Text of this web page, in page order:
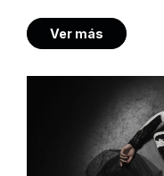
Ver más